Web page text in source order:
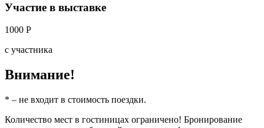
Участие в выставке
1000 Р
с участника
Внимание!
* – не входит в стоимость поездки.
Количество мест в гостиницах ограничено! Бронирование